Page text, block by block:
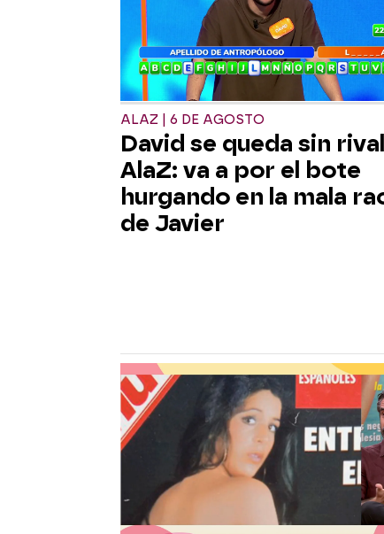
ALAZ | 6 DE AGOSTO
David se queda sin
AlaZ: va a por el bote
hurgando en la mala
de Javier